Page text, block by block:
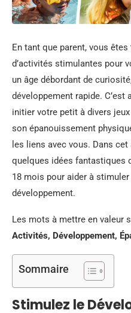
En tant que parent, vous
d’activités stimulantes pour
un âge débordant de
développement rapide.
initier votre petit à divers
son épanouissement
les liens avec vous. Dans
quelques idées fantastiques
18 mois pour aider à
développement.
Les mots à mettre en valeur
Activités, Développement,
Sommaire
Stimulez le